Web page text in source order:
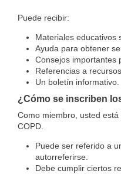
Puede recibir:
Materiales educativos
Ayuda para obtener
Consejos importantes
Referencias a
Un boletín informativo.
¿Cómo se inscriben
Como miembro, usted
COPD.
Puede ser referido a
autorreferirse.
Debe cumplir ciertos